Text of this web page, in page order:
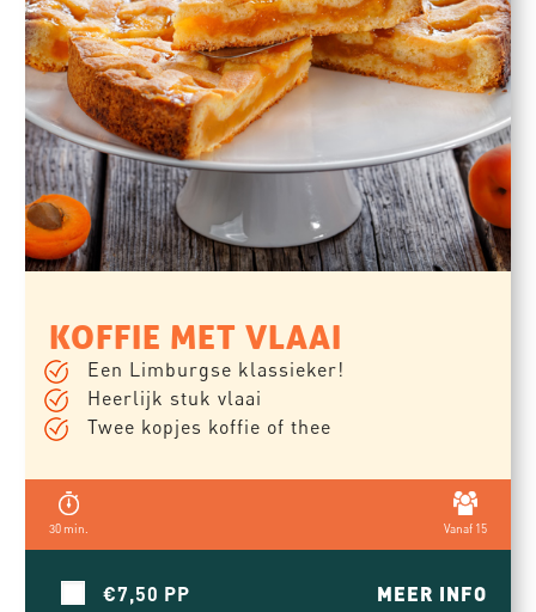
KOFFIE MET VLAAI
Een Limburgse klassieker!
Heerlijk stuk vlaai
Twee kopjes koffie of thee
30 min. Vanaf 15
€7,50 MEER INFO